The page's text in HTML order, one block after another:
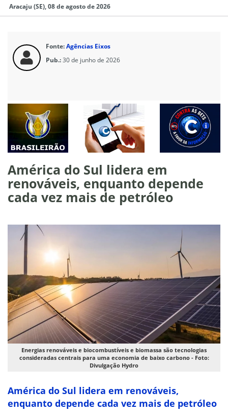
Aracaju (SE), 08 de agosto de 2026
Fonte:Agências Eixos
Pub.:30 de junho de 2026
América do Sul lidera em
renováveis, enquanto depende
cada vez mais de petróleo
Energias renováveis e biocombustíveis e biomassa são tecnologias
consideradas centrais para uma economia de baixo carbono - Foto:
Divulgação Hydro
América do Sul lidera em renováveis,
enquanto depende cada vez mais de petróleo